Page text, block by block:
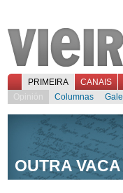
PRIMEIRA CANAIS
Opinión
Columnas
OUTRA